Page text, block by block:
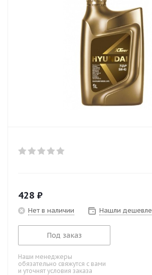
428 ₽
Нет в наличии Нашли
Под заказ
Наши менеджеры
обязательно свяжутся с вами
и уточнят условия заказа